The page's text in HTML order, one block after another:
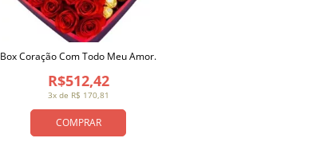
COMPRAR
3x de R$ 170,81
R$512,42
Box Coração Com Todo Meu Amor.